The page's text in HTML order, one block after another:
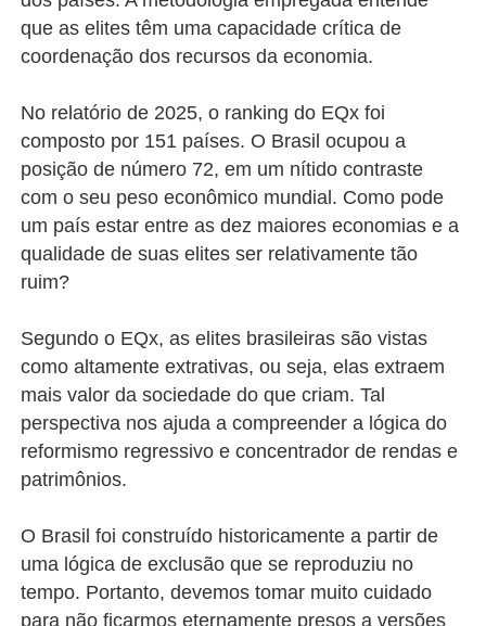
que as elites têm uma capacidade crítica de
coordenação dos recursos da economia.
No relatório de 2025, o ranking do EQx foi
composto por 151 países. O Brasil ocupou a
posição de número 72, em um nítido contraste
com o seu peso econômico mundial. Como pode
um país estar entre as dez maiores economias e a
qualidade de suas elites ser relativamente tão
ruim?
Segundo o EQx, as elites brasileiras são vistas
como altamente extrativas, ou seja, elas extraem
mais valor da sociedade do que criam. Tal
perspectiva nos ajuda a compreender a lógica do
reformismo regressivo e concentrador de rendas e
patrimônios.
O Brasil foi construído historicamente a partir de
uma lógica de exclusão que se reproduziu no
tempo. Portanto, devemos tomar muito cuidado
para não ficarmos eternamente presos a versões